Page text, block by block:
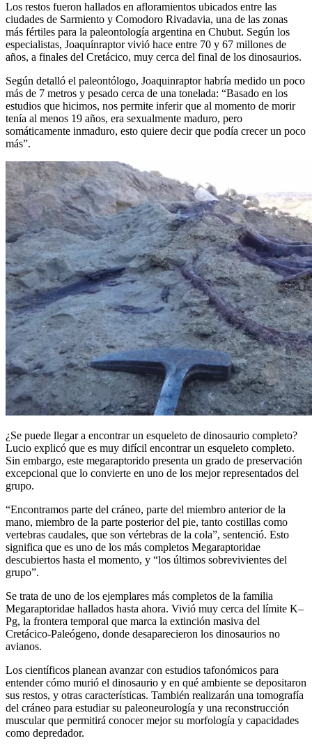
Los restos fueron hallados en afloramientos ubicados entre las
ciudades de Sarmiento y Comodoro Rivadavia, una de las zonas
más fértiles para la paleontología argentina en Chubut. Según los
especialistas, Joaquínraptor vivió hace entre 70 y 67 millones de
años, a finales del Cretácico, muy cerca del final de los dinosaurios.
Según detalló el paleontólogo, Joaquinraptor habría medido un poco
más de 7 metros y pesado cerca de una tonelada: “Basado en los
estudios que hicimos, nos permite inferir que al momento de morir
tenía al menos 19 años, era sexualmente maduro, pero
somáticamente inmaduro, esto quiere decir que podía crecer un poco
más”.
¿Se puede llegar a encontrar un esqueleto de dinosaurio completo?
Lucio explicó que es muy difícil encontrar un esqueleto completo.
Sin embargo, este megaraptorido presenta un grado de preservación
excepcional que lo convierte en uno de los mejor representados del
grupo.
“Encontramos parte del cráneo, parte del miembro anterior de la
mano, miembro de la parte posterior del pie, tanto costillas como
vertebras caudales, que son vértebras de la cola”, sentenció. Esto
significa que es uno de los más completos Megaraptoridae
descubiertos hasta el momento, y “los últimos sobrevivientes del
grupo”.
Se trata de uno de los ejemplares más completos de la familia
Megaraptoridae hallados hasta ahora. Vivió muy cerca del límite K–
Pg, la frontera temporal que marca la extinción masiva del
Cretácico-Paleógeno, donde desaparecieron los dinosaurios no
avianos.
Los científicos planean avanzar con estudios tafonómicos para
entender cómo murió el dinosaurio y en qué ambiente se depositaron
sus restos, y otras características. También realizarán una tomografía
del cráneo para estudiar su paleoneurología y una reconstrucción
muscular que permitirá conocer mejor su morfología y capacidades
como depredador.